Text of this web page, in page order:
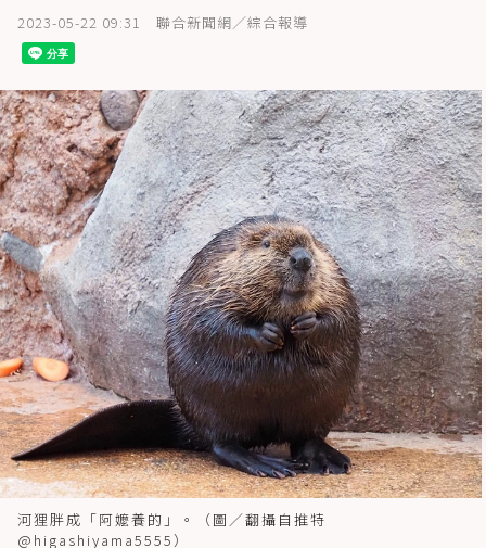
2023-05-22 09:31 聯合新聞網／綜合報導
河狸胖成「阿嬤養的」。（圖／翻攝自推特
@higashiyama5555）